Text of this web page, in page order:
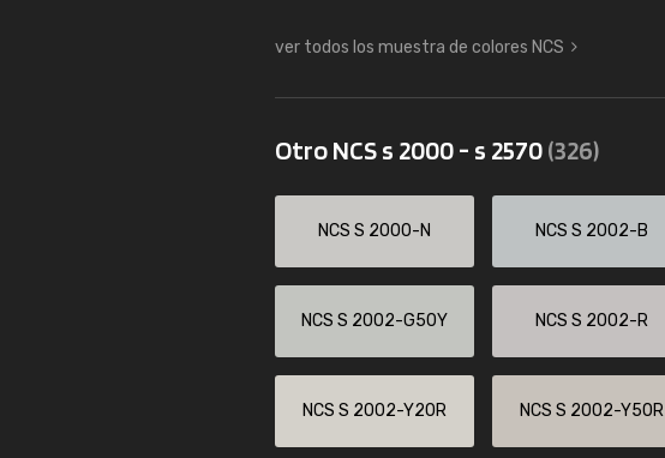
ver todos los muestra de colores NCS
Otro NCS s 2000 - s 2570(326)
NCS S 2000-N NCS S 2002-B
NCS S 2002-G50Y NCS S 2002-R
NCS S 2002-Y20R NCS S 2002-Y50R